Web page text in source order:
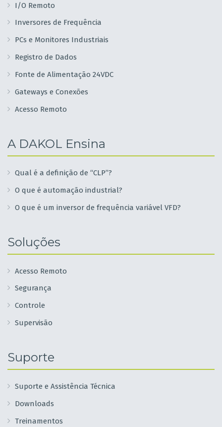
I/O Remoto
Inversores de Frequência
PCs e Monitores Industriais
Registro de Dados
Fonte de Alimentação 24VDC
Gateways e Conexões
Acesso Remoto
A DAKOL Ensina
Qual é a definição de “CLP”?
O que é automação industrial?
O que é um inversor de frequência variável VFD?
Soluções
Acesso Remoto
Segurança
Controle
Supervisão
Suporte
Suporte e Assistência Técnica
Downloads
Treinamentos